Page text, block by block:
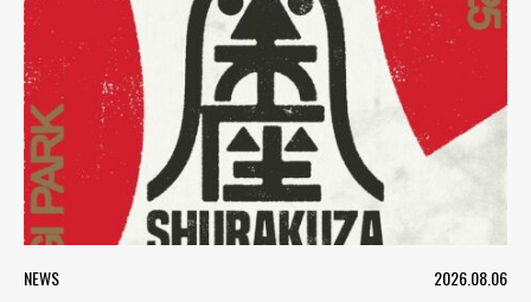
NEWS 2026.08.06